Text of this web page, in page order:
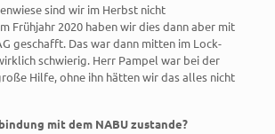
sind wir im Herbst nicht
Frühjahr 2020 haben wir dies dann aber mit
geschafft. Das war dann mitten im Lock-
schwierig. Herr Pampel war bei der
Hilfe, ohne ihn hätten wir das alles nicht
mit dem NABU zustande?